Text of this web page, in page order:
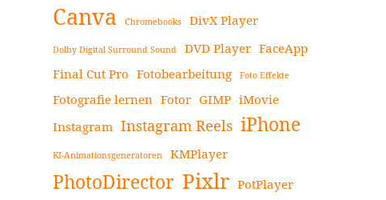
Canva Chromebooks DivX Player
Dolby Digital Surround Sound DVD Player FaceApp
Final Cut Pro Fotobearbeitung Foto Effekte
Fotografie lernen Fotor GIMP iMovie
Instagram Instagram Reels iPhone
KI-Animationsgeneratoren KMPlayer
PhotoDirector Pixlr PotPlayer